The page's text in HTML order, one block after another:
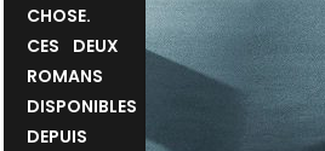
CHOSE.
CES DEUX
ROMANS
DISPONIBLES
DEPUIS